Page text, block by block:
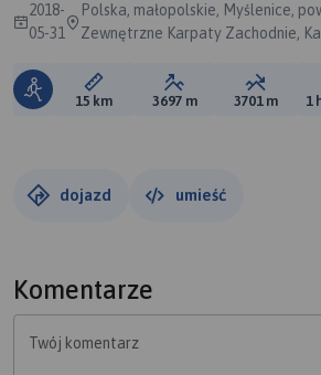
2018-
05-31
Polska, małopolskie, Myślenice,
Zewnętrzne Karpaty Zachodnie,
Długość trasy:
15 km Suma przewyższeń:
3697 m Suma
3701 m 1
dojazd umieść
Komentarze
Twój komentarz